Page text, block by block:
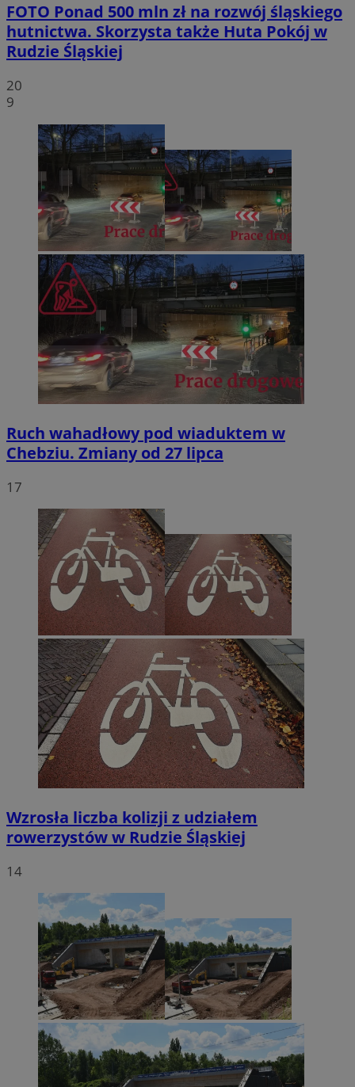
FOTO Ponad 500 mln zł na rozwój śląskiego
hutnictwa. Skorzysta także Huta Pokój w
Rudzie Śląskiej
20
9
Ruch wahadłowy pod wiaduktem w
Chebziu. Zmiany od 27 lipca
17
Wzrosła liczba kolizji z udziałem
rowerzystów w Rudzie Śląskiej
14